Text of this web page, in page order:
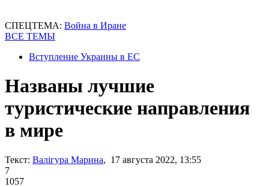
СПЕЦТЕМА: Война в Иране
ВСЕ ТЕМЫ
Вступление Украины в ЕС
Названы лучшие
туристические направления
в мире
Текст: Валігура Марина, 17 августа 2022, 13:55
7
1057